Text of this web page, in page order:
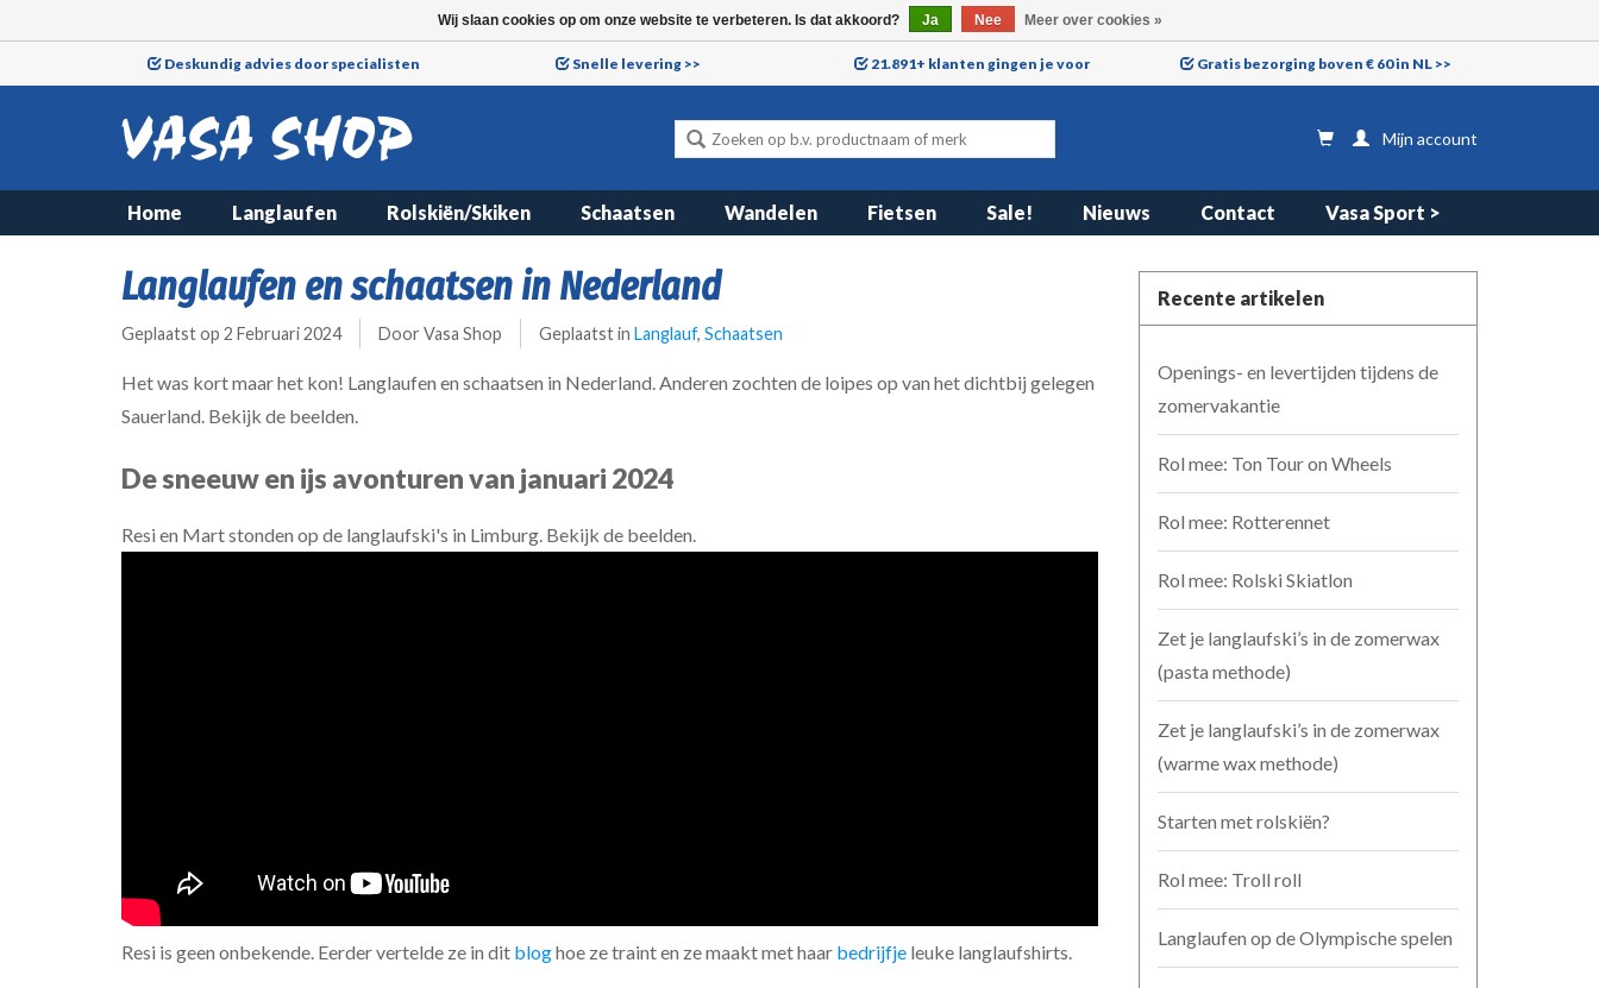
Deskundig advies door specialisten Snelle levering >> 21.891+ klanten gingen je voor Gratis bezorging boven € 60 in NL >>
Mijn account
Home Langlaufen Rolskiën/Skiken Schaatsen Wandelen Fietsen Sale! Nieuws Contact Vasa Sport >
Langlaufen en schaatsen in Nederland
Geplaatst op 2 Februari 2024 Door Vasa Shop Geplaatst in Langlauf, Schaatsen
Het was kort maar het kon! Langlaufen en schaatsen in Nederland. Anderen zochten de loipes op van het dichtbij gelegen
Sauerland. Bekijk de beelden.
De sneeuw en ijs avonturen van januari 2024
Resi en Mart stonden op de langlaufski's in Limburg. Bekijk de beelden.
Resi is geen onbekende. Eerder vertelde ze in dit bloghoe ze traint en ze maakt met haar bedrijfje leuke langlaufshirts.
Recente artikelen
Openings- en levertijden tijdens de
zomervakantie
Rol mee: Ton Tour on Wheels
Rol mee: Rotterennet
Rol mee: Rolski Skiatlon
Zet je langlaufski’s in de zomerwax
(pasta methode)
Zet je langlaufski’s in de zomerwax
(warme wax methode)
Starten met rolskiën?
Rol mee: Troll roll
Langlaufen op de Olympische spelen
Wij slaan cookies op om onze website te verbeteren. Is dat akkoord? Ja Nee Meer over cookies »